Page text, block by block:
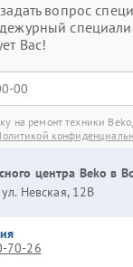
вопрос
Вас!
на ремонт техники
центра Beko в
ул. Невская, 12В
70-26